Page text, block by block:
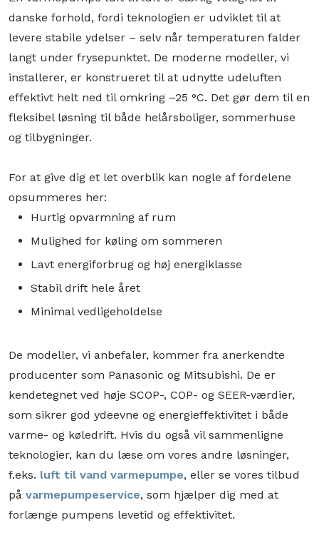
danske forhold, fordi teknologien er udviklet til at
levere stabile ydelser – selv når temperaturen falder
langt under frysepunktet. De moderne modeller, vi
installerer, er konstrueret til at udnytte udeluften
effektivt helt ned til omkring –25 °C. Det gør dem til en
fleksibel løsning til både helårsboliger, sommerhuse
og tilbygninger.
For at give dig et let overblik kan nogle af fordelene
opsummeres her:
Hurtig opvarmning af rum
Mulighed for køling om sommeren
Lavt energiforbrug og høj energiklasse
Stabil drift hele året
Minimal vedligeholdelse
De modeller, vi anbefaler, kommer fra anerkendte
producenter som Panasonic og Mitsubishi. De er
kendetegnet ved høje SCOP-, COP- og SEER-værdier,
som sikrer god ydeevne og energieffektivitet i både
varme- og køledrift. Hvis du også vil sammenligne
teknologier, kan du læse om vores andre løsninger,
f.eks. luft til vand varmepumpe, eller se vores tilbud
påvarmepumpeservice, som hjælper dig med at
forlænge pumpens levetid og effektivitet.